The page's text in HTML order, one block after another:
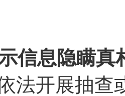
信息隐瞒真
法开展抽查